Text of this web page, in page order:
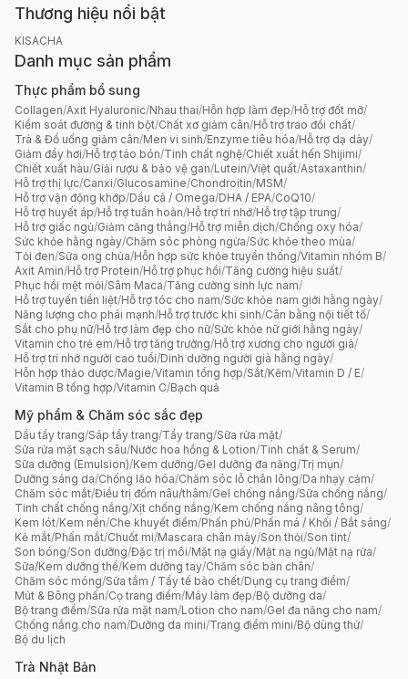
Thương hiệu nổi bật
KISACHA
Danh mục sản phẩm
Thực phẩm bổ sung
Collagen/Axit Hyaluronic/Nhau thai/Hỗn hợp làm đẹp/Hỗ trợ đốt mỡ/
Kiểm soát đường & tinh bột/Chất xơ giảm cân/Hỗ trợ trao đổi chất/
Trà & Đồ uống giảm cân/Men vi sinh/Enzyme tiêu hóa/Hỗ trợ dạ dày/
Giảm đầy hơi/Hỗ trợ táo bón/Tinh chất nghệ/Chiết xuất hến Shijimi/
Chiết xuất hàu/Giải rượu & bảo vệ gan/Lutein/Việt quất/Astaxanthin/
Hỗ trợ thị lực/Canxi/Glucosamine/Chondroitin/MSM/
Hỗ trợ vận động khớp/Dầu cá / Omega/DHA / EPA/CoQ10/
Hỗ trợ huyết áp/Hỗ trợ tuần hoàn/Hỗ trợ trí nhớ/Hỗ trợ tập trung/
Hỗ trợ giấc ngủ/Giảm căng thẳng/Hỗ trợ miễn dịch/Chống oxy hóa/
Sức khỏe hằng ngày/Chăm sóc phòng ngừa/Sức khỏe theo mùa/
Tỏi đen/Sữa ong chúa/Hỗn hợp sức khỏe truyền thống/Vitamin nhóm B/
Axit Amin/Hỗ trợ Protein/Hỗ trợ phục hồi/Tăng cường hiệu suất/
Phục hồi mệt mỏi/Sâm Maca/Tăng cường sinh lực nam/
Hỗ trợ tuyến tiền liệt/Hỗ trợ tóc cho nam/Sức khỏe nam giới hằng ngày/
Năng lượng cho phái mạnh/Hỗ trợ trước khi sinh/Cân bằng nội tiết tố/
Sắt cho phụ nữ/Hỗ trợ làm đẹp cho nữ/Sức khỏe nữ giới hằng ngày/
Vitamin cho trẻ em/Hỗ trợ tăng trưởng/Hỗ trợ xương cho người già/
Hỗ trợ trí nhớ người cao tuổi/Dinh dưỡng người già hằng ngày/
Hỗn hợp thảo dược/Magie/Vitamin tổng hợp/Sắt/Kẽm/Vitamin D / E/
Vitamin B tổng hợp/Vitamin C/Bạch quả
Mỹ phẩm & Chăm sóc sắc đẹp
Dầu tẩy trang/Sáp tẩy trang/Tẩy trang/Sữa rửa mặt/
Sữa rửa mặt sạch sâu/Nước hoa hồng & Lotion/Tinh chất & Serum/
Sữa dưỡng (Emulsion)/Kem dưỡng/Gel dưỡng đa năng/Trị mụn/
Dưỡng sáng da/Chống lão hóa/Chăm sóc lỗ chân lông/Da nhạy cảm/
Chăm sóc mắt/Điều trị đốm nâu/thâm/Gel chống nắng/Sữa chống nắng/
Tinh chất chống nắng/Xịt chống nắng/Kem chống nắng nâng tông/
Kem lót/Kem nền/Che khuyết điểm/Phấn phủ/Phấn má / Khối / Bắt sáng/
Kẻ mắt/Phấn mắt/Chuốt mi/Mascara chân mày/Son thỏi/Son tint/
Son bóng/Son dưỡng/Đặc trị môi/Mặt nạ giấy/Mặt nạ ngủ/Mặt nạ rửa/
Sữa/Kem dưỡng thể/Kem dưỡng tay/Chăm sóc bàn chân/
Chăm sóc móng/Sữa tắm / Tẩy tế bào chết/Dụng cụ trang điểm/
Mút & Bông phấn/Cọ trang điểm/Máy làm đẹp/Bộ dưỡng da/
Bộ trang điểm/Sữa rửa mặt nam/Lotion cho nam/Gel đa năng cho nam/
Chống nắng cho nam/Dưỡng da mini/Trang điểm mini/Bộ dùng thử/
Bộ du lịch
Trà Nhật Bản